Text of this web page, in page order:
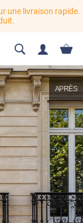
une livraison rapide.
APRÈS